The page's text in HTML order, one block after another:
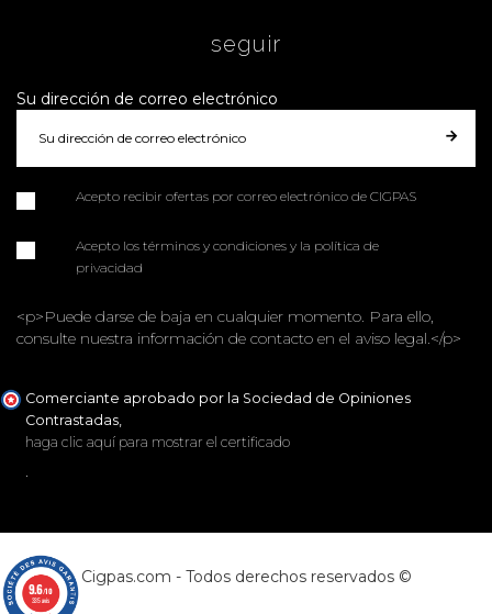
seguir
Su dirección de correo electrónico
Acepto recibir ofertas por correo electrónico de CIGPAS
Acepto los términos y condiciones y la política de
privacidad
<p>Puede darse de baja en cualquier momento. Para ello,
consulte nuestra información de contacto en el aviso legal.</p>
Comerciante aprobado por la Sociedad de Opiniones
Contrastadas,
haga clic aquí para mostrar el certificado
Cigpas.com - Todos derechos reservados ©
9.6/10
335 avis